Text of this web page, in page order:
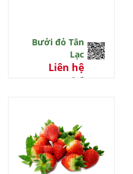
Bưởi đỏ Tân
Lạc
Liên hệ
0 đ